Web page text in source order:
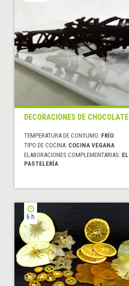
DECORACIONES DE CHOCOLATE
TEMPERATURA DE CONSUMO: FRÍO
TIPO DE COCINA: COCINA VEGANA
ELABORACIONES COMPLEMENTARIAS:
PASTELERÍA
6 h